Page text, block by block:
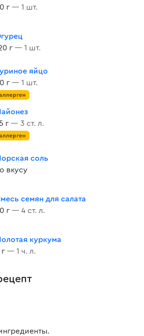
г — 1 шт.
г — 1 шт.
яйцо
г — 1 шт.
г — 3 ст. л.
соль
вкусу
семян для салата
г — 4 ст. л.
куркума
— 1 ч. л.